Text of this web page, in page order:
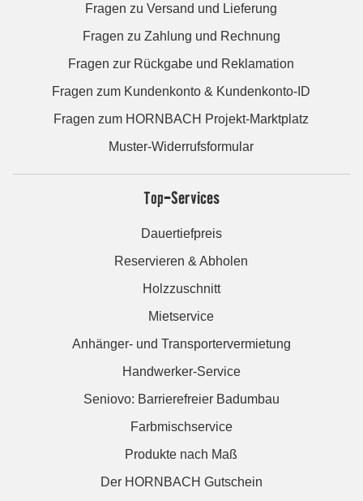
Fragen zu Versand und Lieferung
Fragen zu Zahlung und Rechnung
Fragen zur Rückgabe und Reklamation
Fragen zum Kundenkonto & Kundenkonto-ID
Fragen zum HORNBACH Projekt-Marktplatz
Muster-Widerrufsformular
Top-Services
Dauertiefpreis
Reservieren & Abholen
Holzzuschnitt
Mietservice
Anhänger- und Transportervermietung
Handwerker-Service
Seniovo: Barrierefreier Badumbau
Farbmischservice
Produkte nach Maß
Der HORNBACH Gutschein